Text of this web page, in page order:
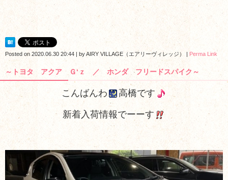
Posted on 2020.06.30 20:44 | byAIRY VILLAGE（エアリーヴィレッジ） | Perma Link
～トヨタ アクア Ｇ‘ｚ ／ ホンダ フリードスパイク～
こんばんわ 高橋です
新着入荷情報でーーす